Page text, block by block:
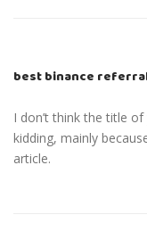
best binance
I don’t think the title
kidding, mainly
article.